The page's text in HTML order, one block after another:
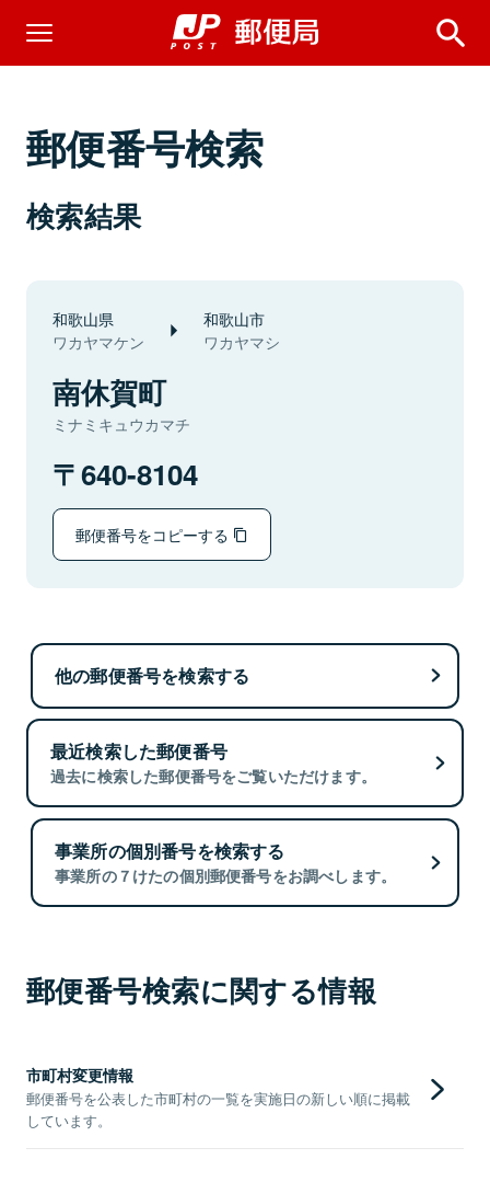
郵便番号検索
検索結果
和歌山県
ワカヤマケン
和歌山市
ワカヤマシ
南休賀町
ミナミキュウカマチ
640-8104
郵便番号をコピーする
他の郵便番号を検索する
最近検索した郵便番号
過去に検索した郵便番号をご覧いただけます。
事業所の個別番号を検索する
事業所の７けたの個別郵便番号をお調べします。
郵便番号検索に関する情報
市町村変更情報
郵便番号を公表した市町村の一覧を実施日の新しい順に掲載
しています。